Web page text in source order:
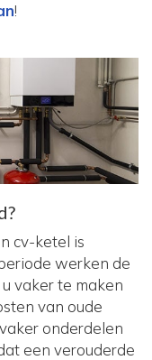
!
cv-ketel is
werken de
vaker te maken
van oude
onderdelen
een verouderde